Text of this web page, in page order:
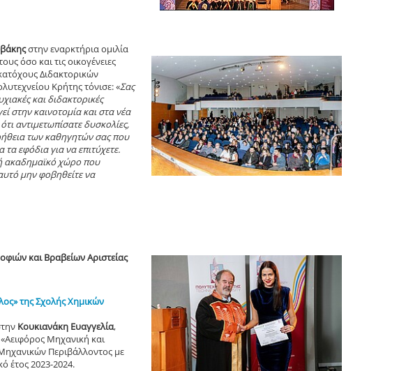
στην εναρκτήρια ομιλία
όσο και τις οικογένειες
Διδακτορικών
Κρήτης τόνισε: «Σας
και διδακτορικές
στην καινοτομία και στα νέα
αντιμετωπίσατε δυσκολίες,
των καθηγητών σας που
εφόδια για να επιτύχετε.
ή ακαδημαϊκό χώρο που
μην φοβηθείτε να
και Βραβείων Αριστείας
της Σχολής Χημικών
Κουκιανάκη Ευαγγελία,
Μηχανική και
Περιβάλλοντος με
έτος 2023-2024.